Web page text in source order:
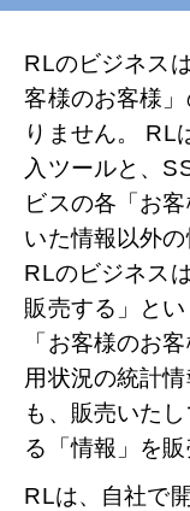
RLのビジネス
客様のお客様
りません。 RL
入ツールと、
ビスの各「お
いた情報以外の
RLのビジネス
販売する」と
「お客様のお
用状況の統計
も、販売いた
る「情報」を販
RLは、自社で